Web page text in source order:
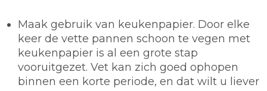
Maak gebruik van keukenpapier. Door elke
keer de vette pannen schoon te vegen met
keukenpapier is al een grote stap
vooruitgezet. Vet kan zich goed ophopen
binnen een korte periode, en dat wilt u liever